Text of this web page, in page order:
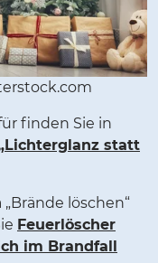
finden Sie in
statt
löschen“
Feuerlöscher
im Brandfall